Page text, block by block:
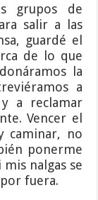
grupos de
salir a las
guardé el
de lo que
la
a
a reclamar
Vencer el
caminar, no
ponerme
nalgas se
fuera.